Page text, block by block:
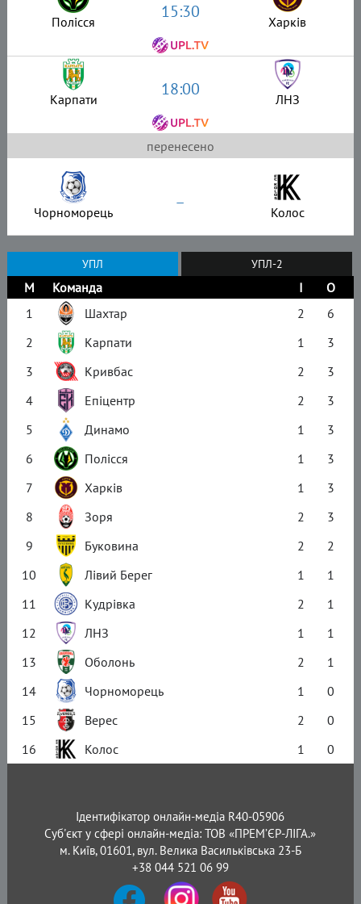
Полісся 15:30 Харків
Карпати 18:00 ЛНЗ
перенесено
Чорноморець – Колос
УПЛ УПЛ-2
М Команда І
О
1
Шахтар 2
6
2
Карпати 1
3
3
Кривбас 2
3
4
Епіцентр 2
3
5
Динамо 1
3
6
Полісся 1
3
7
Харків 1
3
8
Зоря 2
3
9
Буковина 2
2
10
Лівий Берег 1
1
11
Кудрівка 2
1
12
ЛНЗ 1
1
13
Оболонь 2
1
14
Чорноморець 1
0
15
Верес 2
0
16
Колос 1 0
Ідентифікатор онлайн-медіа R40-05906
Суб'єкт у сфері онлайн-медіа: ТОВ «ПРЕМ’ЄР-ЛІГА.»
м. Київ, 01601, вул. Велика Васильківська 23-Б
+38 044 521 06 99